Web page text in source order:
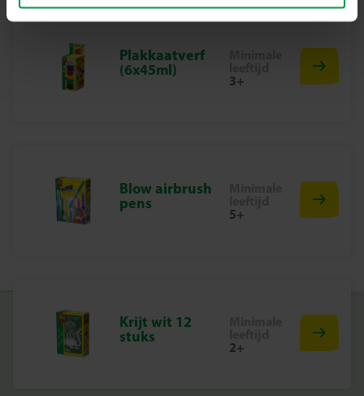
10 gipsvormen van baby-eenhoorns
6 kleuren plakkaatverf
Glitterlijm in goud en zilver
Daarom worden de producten geproduceerd en getest in
de fabriek in Nederland, volgens de strengste Europese
veiligheidsnormen. Speelgoed van SES Creative zorgt
Begin vandaag nog met jouw unicorn collectie
Pak de Gips Gieten en Schilderen – Baby Unicorns set en
Plakkaatverf
(6x45ml)
3+
Blow airbrush
pens
5+
Krijt wit 12
stuks
2+